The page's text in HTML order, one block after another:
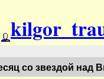
со звездой над